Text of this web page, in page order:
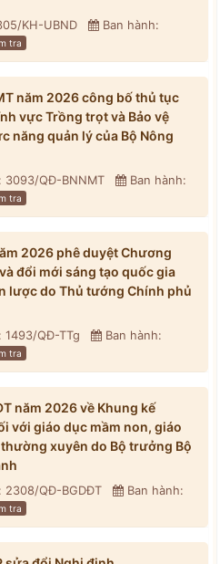
KH-UBND
Ban hành:
tra
năm 2026 công bố thủ tục
vực Trồng trọt và Bảo vệ
năng quản lý của Bộ Nông
3093/QĐ-BNNMT
Ban hành:
tra
2026 phê duyệt Chương
đổi mới sáng tạo quốc gia
lược do Thủ tướng Chính phủ
1493/QĐ-TTg
Ban hành:
tra
năm 2026 về Khung kế
với giáo dục mầm non, giáo
xuyên do Bộ trưởng Bộ
2308/QĐ-BGDĐT
Ban hành:
tra